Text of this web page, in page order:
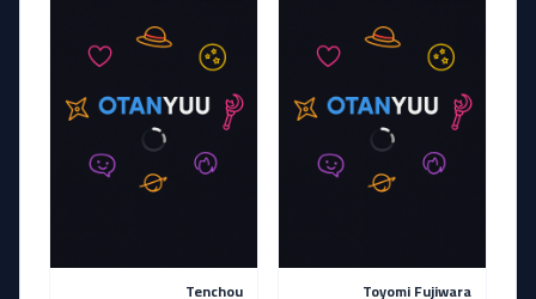
Toyomi Fujiwara
Tenchou